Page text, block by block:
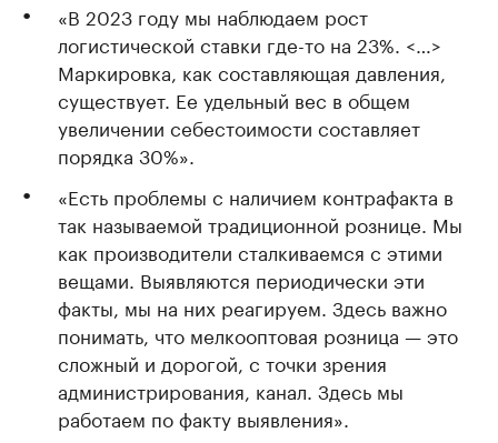
«В 2023 году мы наблюдаем рост
логистической ставки где-то на 23%. <…>
Маркировка, как составляющая давления,
существует. Ее удельный вес в общем
увеличении себестоимости составляет
порядка 30%».
«Есть проблемы с наличием контрафакта в
так называемой традиционной рознице. Мы
как производители сталкиваемся с этими
вещами. Выявляются периодически эти
факты, мы на них реагируем. Здесь важно
понимать, что мелкооптовая розница — это
сложный и дорогой, с точки зрения
администрирования, канал. Здесь мы
работаем по факту выявления».